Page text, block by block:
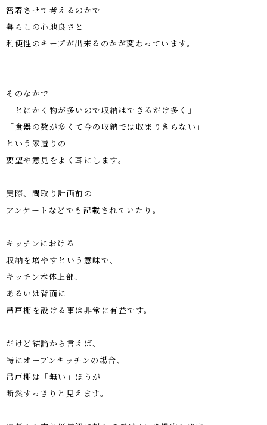
密着させて考えるのかで
暮らしの心地良さと
利便性のキープが出来るのかが変わっています。
そのなかで
「とにかく物が多いので収納はできるだけ多く」
「食器の数が多くて今の収納では収まりきらない」
という家造りの
要望や意見をよく耳にします。
実際、間取り計画前の
アンケートなどでも記載されていたり。
キッチンにおける
収納を増やすという意味で、
キッチン本体上部、
あるいは背面に
吊戸棚を設ける事は非常に有益です。
だけど結論から言えば、
特にオープンキッチンの場合、
吊戸棚は「無い」ほうが
断然すっきりと見えます。